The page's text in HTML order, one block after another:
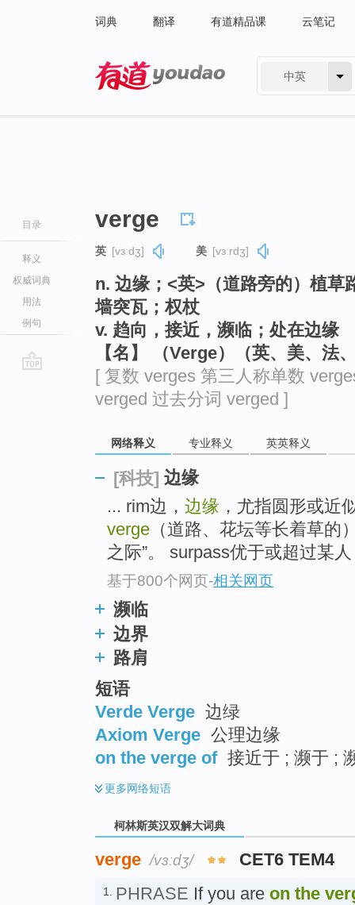
词典 翻译 有道精品课 云笔记
中英
目录
释义
权威词典
用法
例句
verge
英 [vɜːdʒ] 美 [vɜːrdʒ]
n. 边缘；<英>（道路旁的）植草
墙突瓦；权杖
v. 趋向，接近，濒临；处在边缘
【名】 （Verge）（英、美、法
[ 复数 verges 第三人称单数
verged 过去分词 verged ]
网络释义 专业释义 英英释义
[科技] 边缘
... rim边， 边缘 ，尤指圆形或近
verge （道路、花坛等长着草的
之际”。 surpass优于或超过某
基于800个网页-相关网页
濒临
边界
路肩
短语
Verde Verge 边绿
Axiom Verge 公理边缘
on the verge of 接近于 ; 濒于 ;
更多网络短语
柯林斯英汉双解大词典
verge /vɜːdʒ/ CET6 TEM4
1. PHRASE If you are on the